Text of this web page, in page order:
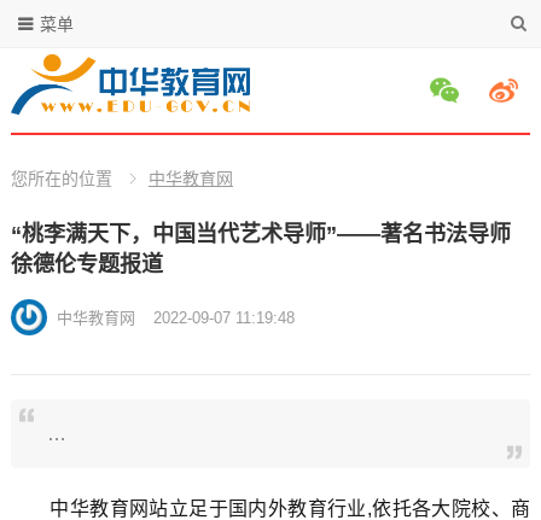
菜单
您所在的位置 中华教育网
“桃李满天下，中国当代艺术导师”——著名书法导师
徐德伦专题报道
中华教育网 2022-09-07 11:19:48
…
中华教育网站立足于国内外教育行业,依托各大院校、商